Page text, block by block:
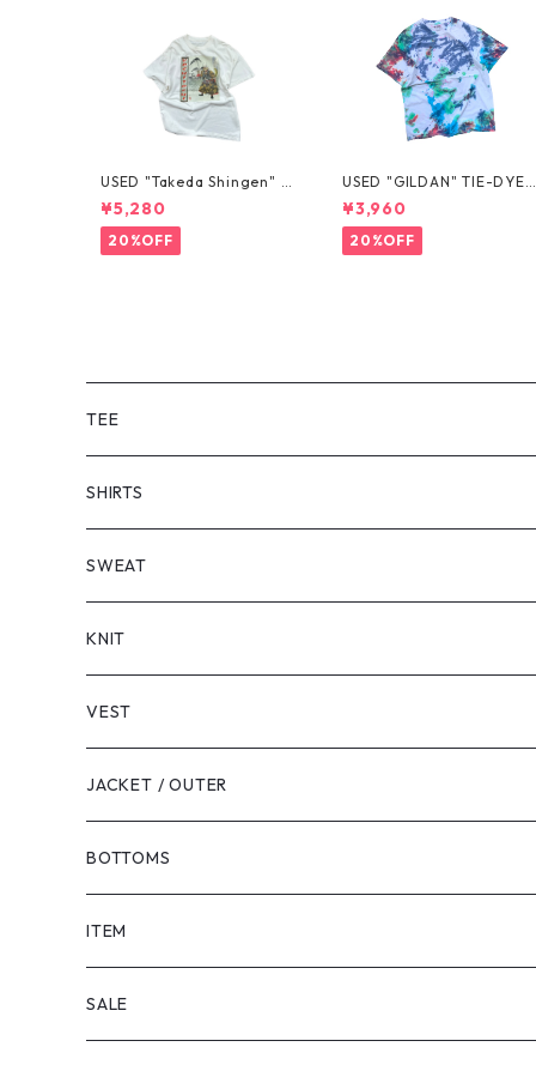
USED "Takeda Shingen" T
EE
¥5,280
20%OFF
USED "GILDAN" TIE-DYE
EE
¥3,960
20%OFF
TEE
SHORT SLEEVE
LONG SLEEVE
SHIRTS
SHORT SLEEVE
LONG SLEEVE
SWEAT
KNIT
VEST
JACKET / OUTER
BOTTOMS
SHORTS
PANTS
ITEM
SALE